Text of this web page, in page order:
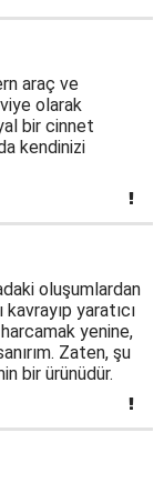
araç ve
olarak
bir cinnet
kendinizi
oluşumlardan
yaratıcı
yenine,
Zaten, şu
bir ürünüdür.